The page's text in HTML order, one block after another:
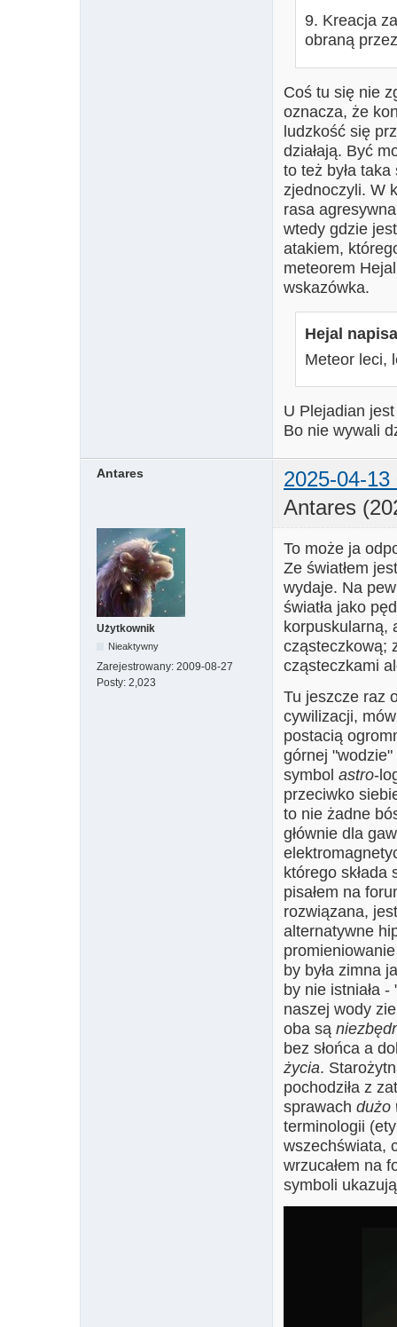
9. Kreacja
obraną
Coś tu się nie
oznacza, że
ludzkość się
działają. Być
to też była
zjednoczyli. W
rasa
wtedy gdzie
atakiem,
meteorem
wskazówka.
Hejal
Meteor leci,
U Plejadian
Bo nie wywali
Antares
2025-04-13
Antares
Użytkownik
Nieaktywny
Zarejestrowany: 2009-08-27
Posty: 2,023
To może ja
Ze światłem
wydaje. Na
światła jako
korpuskularną,
cząsteczkową;
cząsteczkami
Tu jeszcze raz
cywilizacji,
postacią
górnej
symbol astro-
przeciwko
to nie żadne
głównie dla
którego
pisałem na
rozwiązana,
alternatywne
by była zimna
by nie istniała
naszej wody
oba są
bez słońca a
życia.
pochodziła z
sprawach dużo
terminologii
wszechświata,
wrzucałem na
symboli